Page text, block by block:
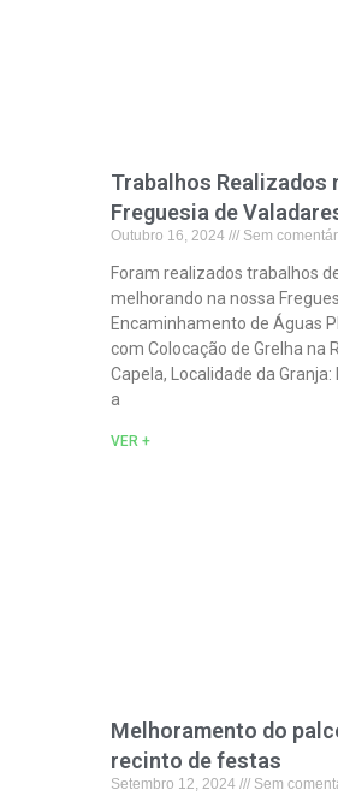
Trabalhos Realizados
Freguesia de
Outubro 16, 2024 Sem
Foram realizados trabalhos
melhorando na nossa
Encaminhamento de Águas
com Colocação de Grelha na
Capela, Localidade da Granja:
a
VER +
Melhoramento do
recinto de festas
Setembro 12, 2024 Sem